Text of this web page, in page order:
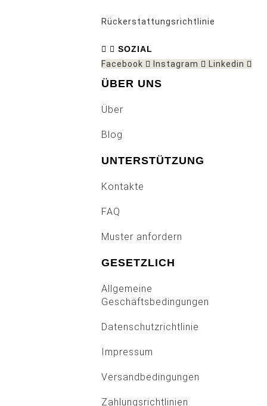
Rückerstattungsrichtlinie
SOZIAL
Facebook
Instagram Linkedin
ÜBER UNS
Über
Blog
UNTERSTÜTZUNG
Kontakte
FAQ
Muster anfordern
GESETZLICH
Allgemeine
Geschäftsbedingungen
Datenschutzrichtlinie
Impressum
Versandbedingungen
Zahlungsrichtlinien